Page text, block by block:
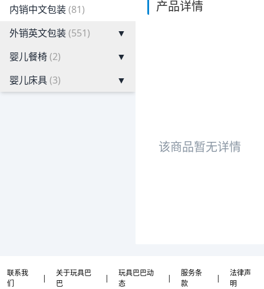
内销中文包装(81)
外销英文包装(551)
▼
婴儿餐椅(2)
▼
婴儿床具(3) ▼
产品详情
该商品暂无详情
联系我
们
|
关于玩具巴
巴
|
玩具巴巴动
态
|
服务条
款
|
法律声
明